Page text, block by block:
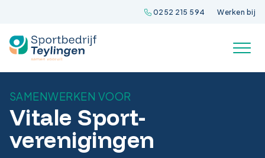
inhoud
0252 215 594 Werken bij
SAMENWERKEN VOOR
Vitale Sport-
verenigingen